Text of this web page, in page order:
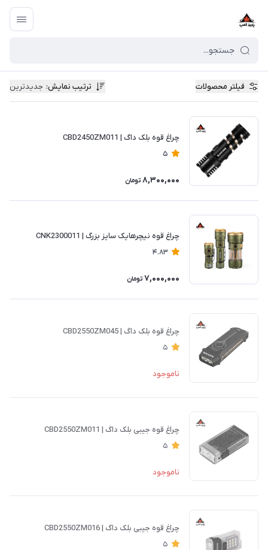
فیلتر محصولات ترتیب نمایش: جدیدترین
چراغ قوه بلک داگ | CBD2450ZM011
5
8,300,000 تومان
چراغ قوه نیچرهایک سایز بزرگ | CNK2300011
4.83
7,000,000 تومان
چراغ قوه بلک داگ | CBD2550ZM045
5
ناموجود
چراغ قوه جیبی بلک داگ | CBD2550ZM011
5
ناموجود
چراغ قوه جیبی بلک داگ | CBD2550ZM016
5